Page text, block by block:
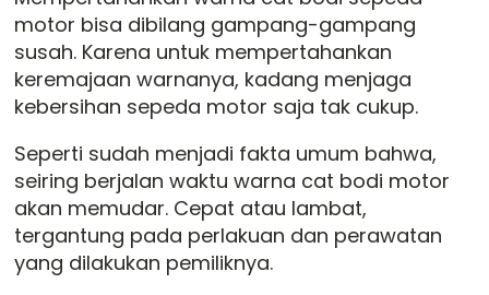
motor bisa dibilang gampang-gampang
susah. Karena untuk mempertahankan
keremajaan warnanya, kadang menjaga
kebersihan sepeda motor saja tak cukup.
Seperti sudah menjadi fakta umum bahwa,
seiring berjalan waktu warna cat bodi motor
akan memudar. Cepat atau lambat,
tergantung pada perlakuan dan perawatan
yang dilakukan pemiliknya.